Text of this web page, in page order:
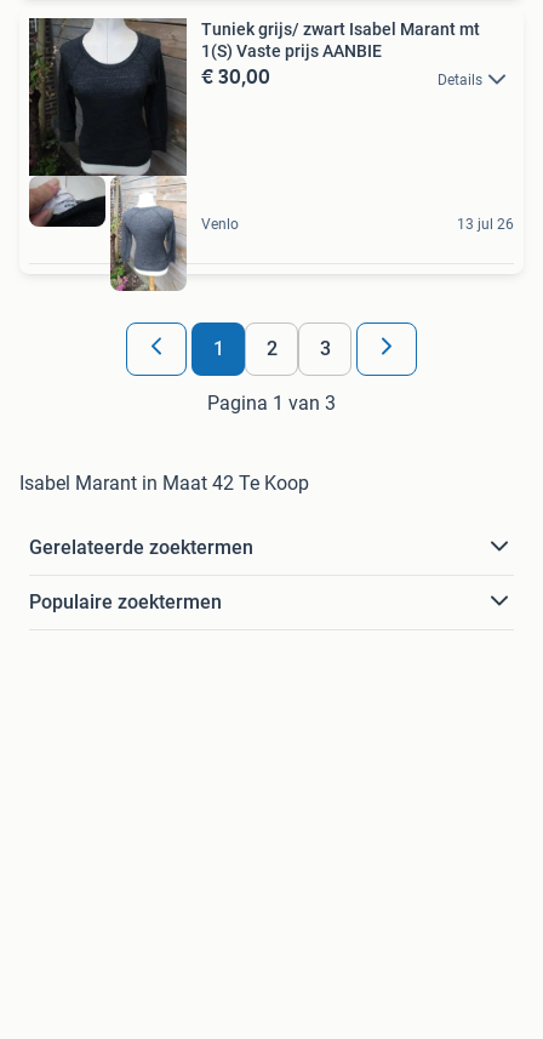
Tuniek grijs/ zwart Isabel Marant mt
1(S) Vaste prijs AANBIE
€ 30,00 Details
Venlo 13 jul 26
1 2 3
Pagina 1 van 3
Isabel Marant in Maat 42 Te Koop
Gerelateerde zoektermen
Populaire zoektermen